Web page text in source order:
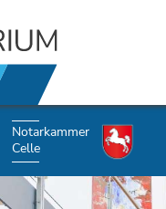
Notarkammer
Celle